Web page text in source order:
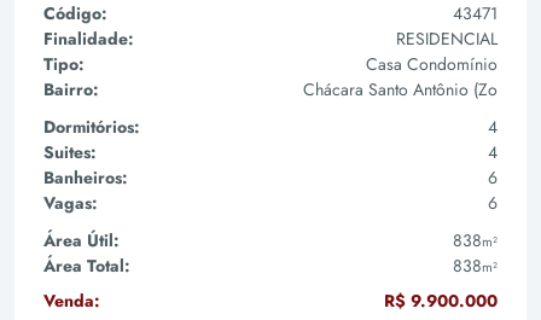
Código:
43471
Finalidade:
RESIDENCIAL
Tipo:
Casa Condomínio
Bairro:
Chácara Santo Antônio (Zo
Dormitórios:
4
Suites:
4
Banheiros:
6
Vagas:
6
Área Útil:
838m²
Área Total: 838m²
Venda: R$ 9.900.000